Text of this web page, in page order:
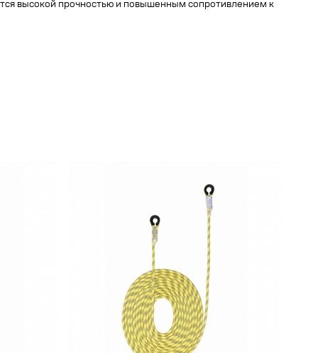
высокой прочностью и повышенным сопротивлением к